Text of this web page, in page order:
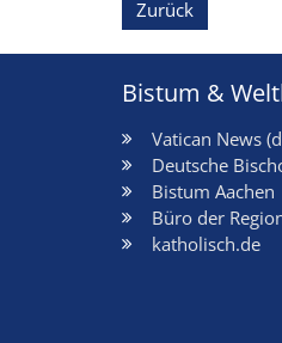
Zurück
Bistum &
Vatican News
Deutsche
Bistum Aachen
Büro der
katholisch.de